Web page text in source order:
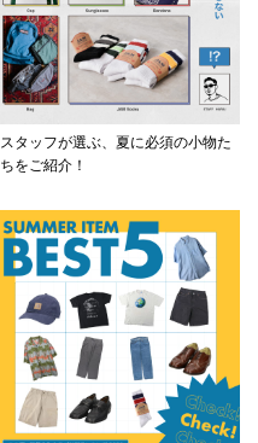
スタッフが選ぶ、夏に必須の小物た
ちをご紹介！